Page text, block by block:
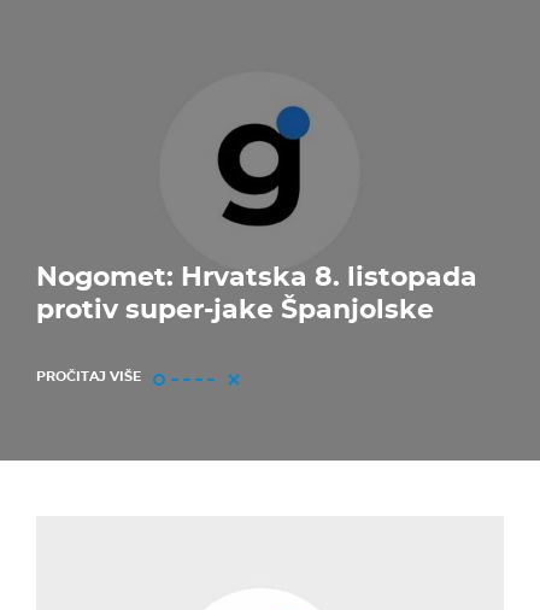
Nogomet: Hrvatska 8. listopada
protiv super-jake Španjolske
PROČITAJ VIŠE